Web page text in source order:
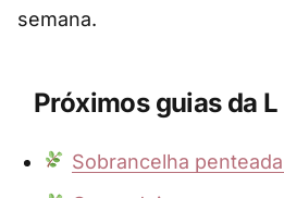
semana.
Próximos guias da
Sobrancelha